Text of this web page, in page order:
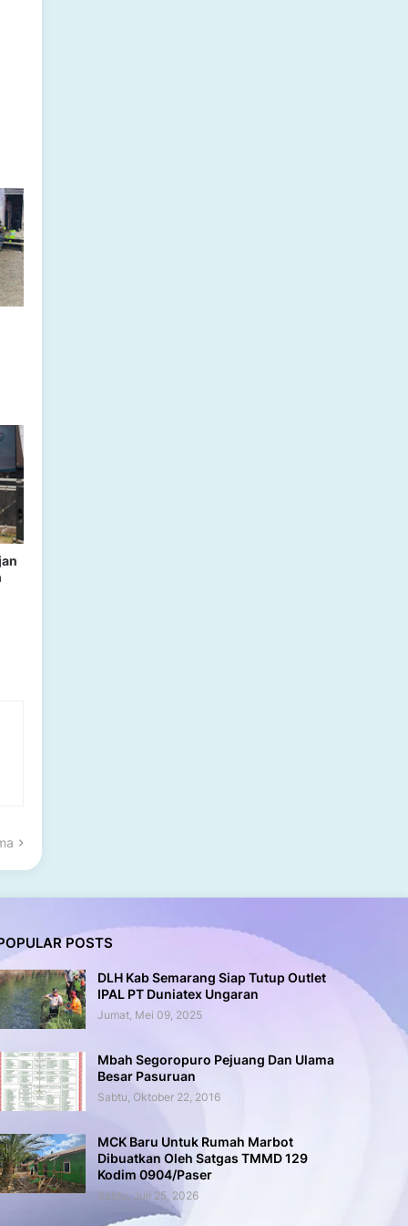
POSTS
DLH Kab Semarang Siap Tutup Outlet
IPAL PT Duniatex Ungaran
Jumat, Mei 09, 2025
Mbah Segoropuro Pejuang Dan Ulama
Besar Pasuruan
Sabtu, Oktober 22, 2016
MCK Baru Untuk Rumah Marbot
Dibuatkan Oleh Satgas TMMD 129
Kodim 0904/Paser
Sabtu, Juli 25, 2026